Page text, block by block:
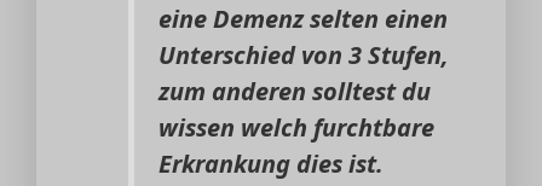
eine Demenz selten einen
Unterschied von 3 Stufen,
zum anderen solltest du
wissen welch furchtbare
Erkrankung dies ist.